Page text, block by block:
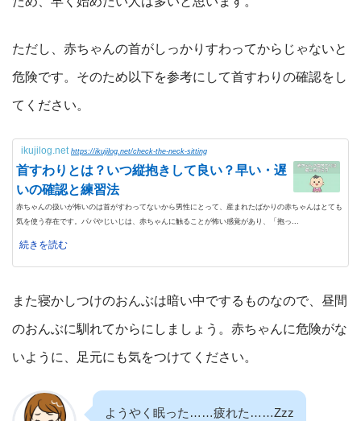
ただし、赤ちゃんの首がしっかりすわってからじゃないと
危険です。そのため以下を参考にして首すわりの確認をし
てください。
ikujilog.net https://ikujilog.net/check-the-neck-sitting
首すわりとは？いつ縦抱きして良い？早い・遅
いの確認と練習法
赤ちゃんの扱いが怖いのは首がすわってないから男性にとって、産まれたばかりの赤ちゃんはとても
気を使う存在です。パパやじいじは、赤ちゃんに触ることが怖い感覚があり、「抱っ...
続きを読む
また寝かしつけのおんぶは暗い中でするものなので、昼間
のおんぶに馴れてからにしましょう。赤ちゃんに危険がな
いように、足元にも気をつけてください。
ようやく眠った……疲れた……Zzz